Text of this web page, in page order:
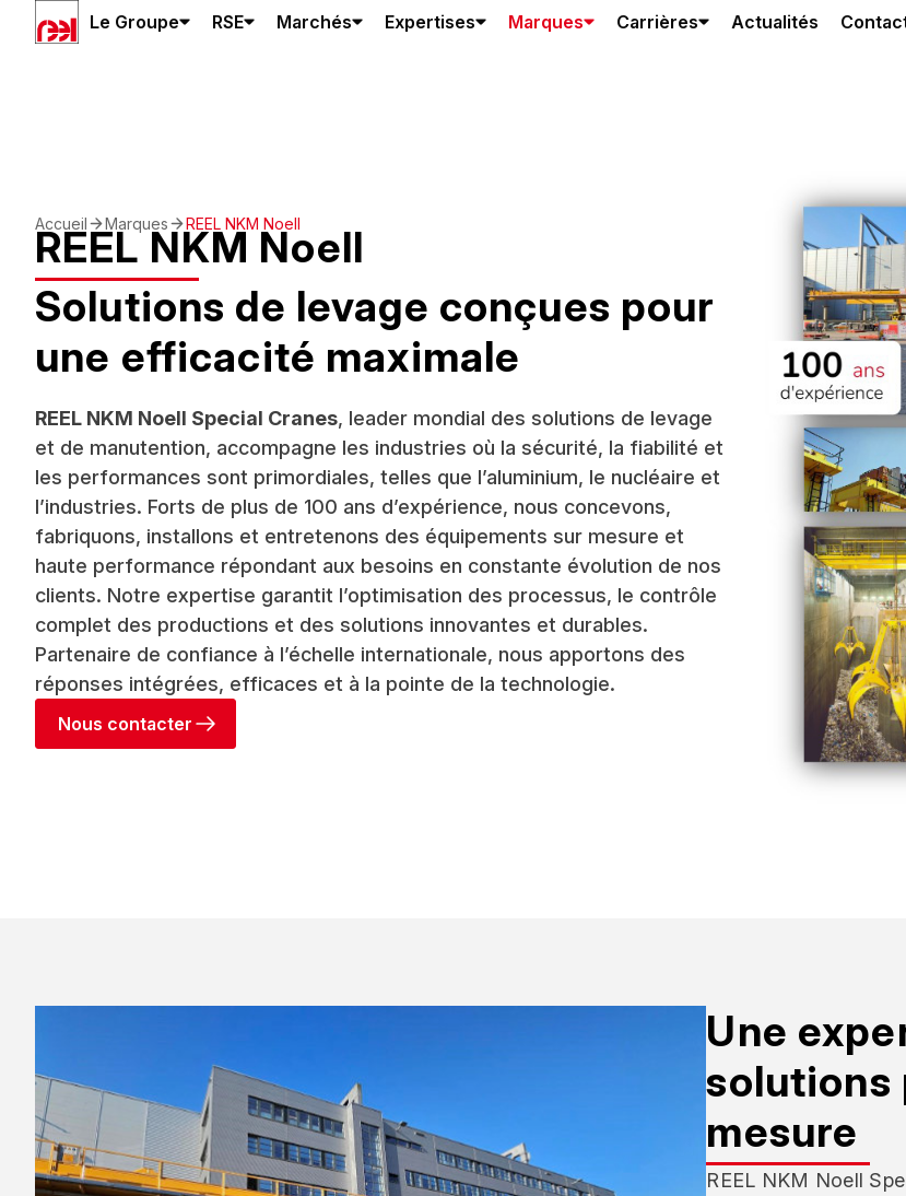
Le Groupe RSE Marchés Expertises Marques Carrières Actualités
Accueil Marques REEL NKM Noell
REEL NKM Noell
Solutions de levage conçues pour
une efficacité maximale
REEL NKM Noell Special Cranes, leader mondial des solutions de levage
et de manutention, accompagne les industries où la sécurité, la fiabilité et
les performances sont primordiales, telles que l’aluminium, le nucléaire et
l’industries. Forts de plus de 100 ans d’expérience, nous concevons,
fabriquons, installons et entretenons des équipements sur mesure et
haute performance répondant aux besoins en constante évolution de nos
clients. Notre expertise garantit l’optimisation des processus, le contrôle
complet des productions et des solutions innovantes et durables.
Partenaire de confiance à l’échelle internationale, nous apportons des
réponses intégrées, efficaces et à la pointe de la technologie.
Nous contacter
Une
solutions
mesure
REEL NKM Noell